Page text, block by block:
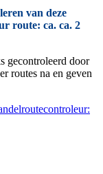
van deze
route: ca. ca. 2
gecontroleerd door
routes na en geven